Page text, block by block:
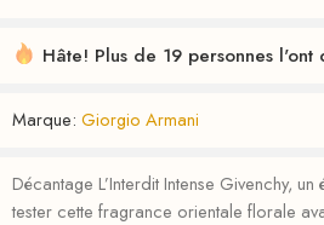
Hâte! Plus de 19 personnes l'ont
Marque: Giorgio Armani
Décantage L’Interdit Intense Givenchy,
tester cette fragrance orientale florale